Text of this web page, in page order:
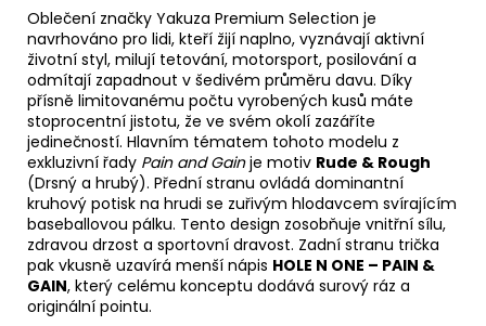
Oblečení značky Yakuza Premium Selection je
navrhováno pro lidi, kteří žijí naplno, vyznávají aktivní
životní styl, milují tetování, motorsport, posilování a
odmítají zapadnout v šedivém průměru davu. Díky
přísně limitovanému počtu vyrobených kusů máte
stoprocentní jistotu, že ve svém okolí zazáříte
jedinečností. Hlavním tématem tohoto modelu z
exkluzivní řady Pain and Gainje motiv Rude & Rough
(Drsný a hrubý). Přední stranu ovládá dominantní
kruhový potisk na hrudi se zuřivým hlodavcem svírajícím
baseballovou pálku. Tento design zosobňuje vnitřní sílu,
zdravou drzost a sportovní dravost. Zadní stranu trička
pak vkusně uzavírá menší nápis HOLE N ONE – PAIN &
GAIN, který celému konceptu dodává surový ráz a
originální pointu.